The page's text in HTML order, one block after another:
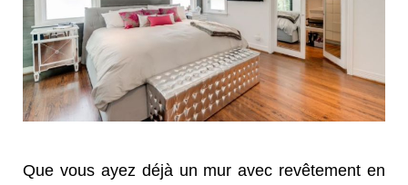
Que vous ayez déjà un mur avec revêtement en